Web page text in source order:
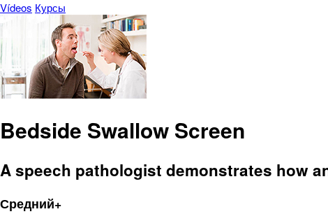
Vídeos Курсы
Bedside Swallow Screen
A speech pathologist demonstrates how
Средний+